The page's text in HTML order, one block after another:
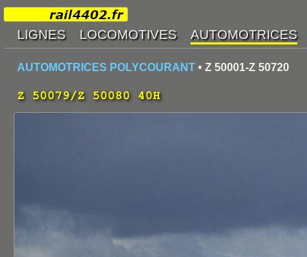
AUTOMOTRICES POLYCOURANT • Z 50001-Z 50720
Z 50079/Z 50080 40H